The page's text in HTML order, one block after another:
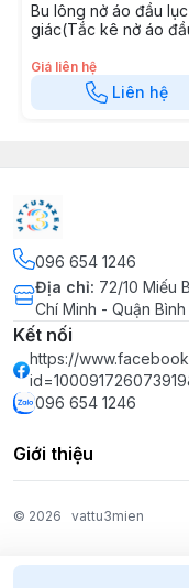
Bu lông nở áo đầu lục
giác(Tắc kê nở áo
Giá liên hệ
Liên hệ
096 654 1246
Địa chỉ: 72/10 Miếu
Chí Minh - Quận Bình
Kết nối
https://
096 654 1246
Giới thiệu
© 2026 vattu3mien